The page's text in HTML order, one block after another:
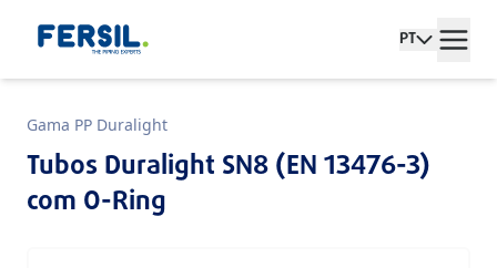
PT
Gama PP Duralight
Tubos Duralight SN8 (EN 13476-3)
com O-Ring